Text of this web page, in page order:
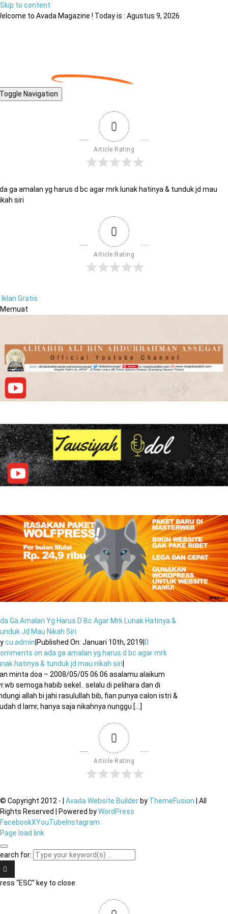
Skip to content
to Avada Magazine ! Today is : Agustus 9, 2026
Toggle Navigation
0
Article Rating
ga amalan yg harus d bc agar mrk lunak hatinya & tunduk jd mau
siri
0
Article Rating
Iklan Gratis
Memuat
Ga Amalan Yg Harus D Bc Agar Mrk Lunak Hatinya &
Jd Mau Nikah Siri
cu.admin Published On: Januari 10th, 2019 |0
on ada ga amalan yg harus d bc agar mrk
hatinya & tunduk jd mau nikah siri
minta doa – 2008/05/05 06:06 asalamu alaikum
semoga habib sekel.. selalu di pelihara dan di
allah bi jahi rasulullah bib, fian punya calon istri &
d lamr, hanya saja nikahnya nunggu [...]
0
Article Rating
© Copyright 2012 - Avada Website Builder by ThemeFusion | All
Rights Reserved | Powered byWordPress
FacebookXYouTube Instagram
Page load link
for:
“ESC” key to close